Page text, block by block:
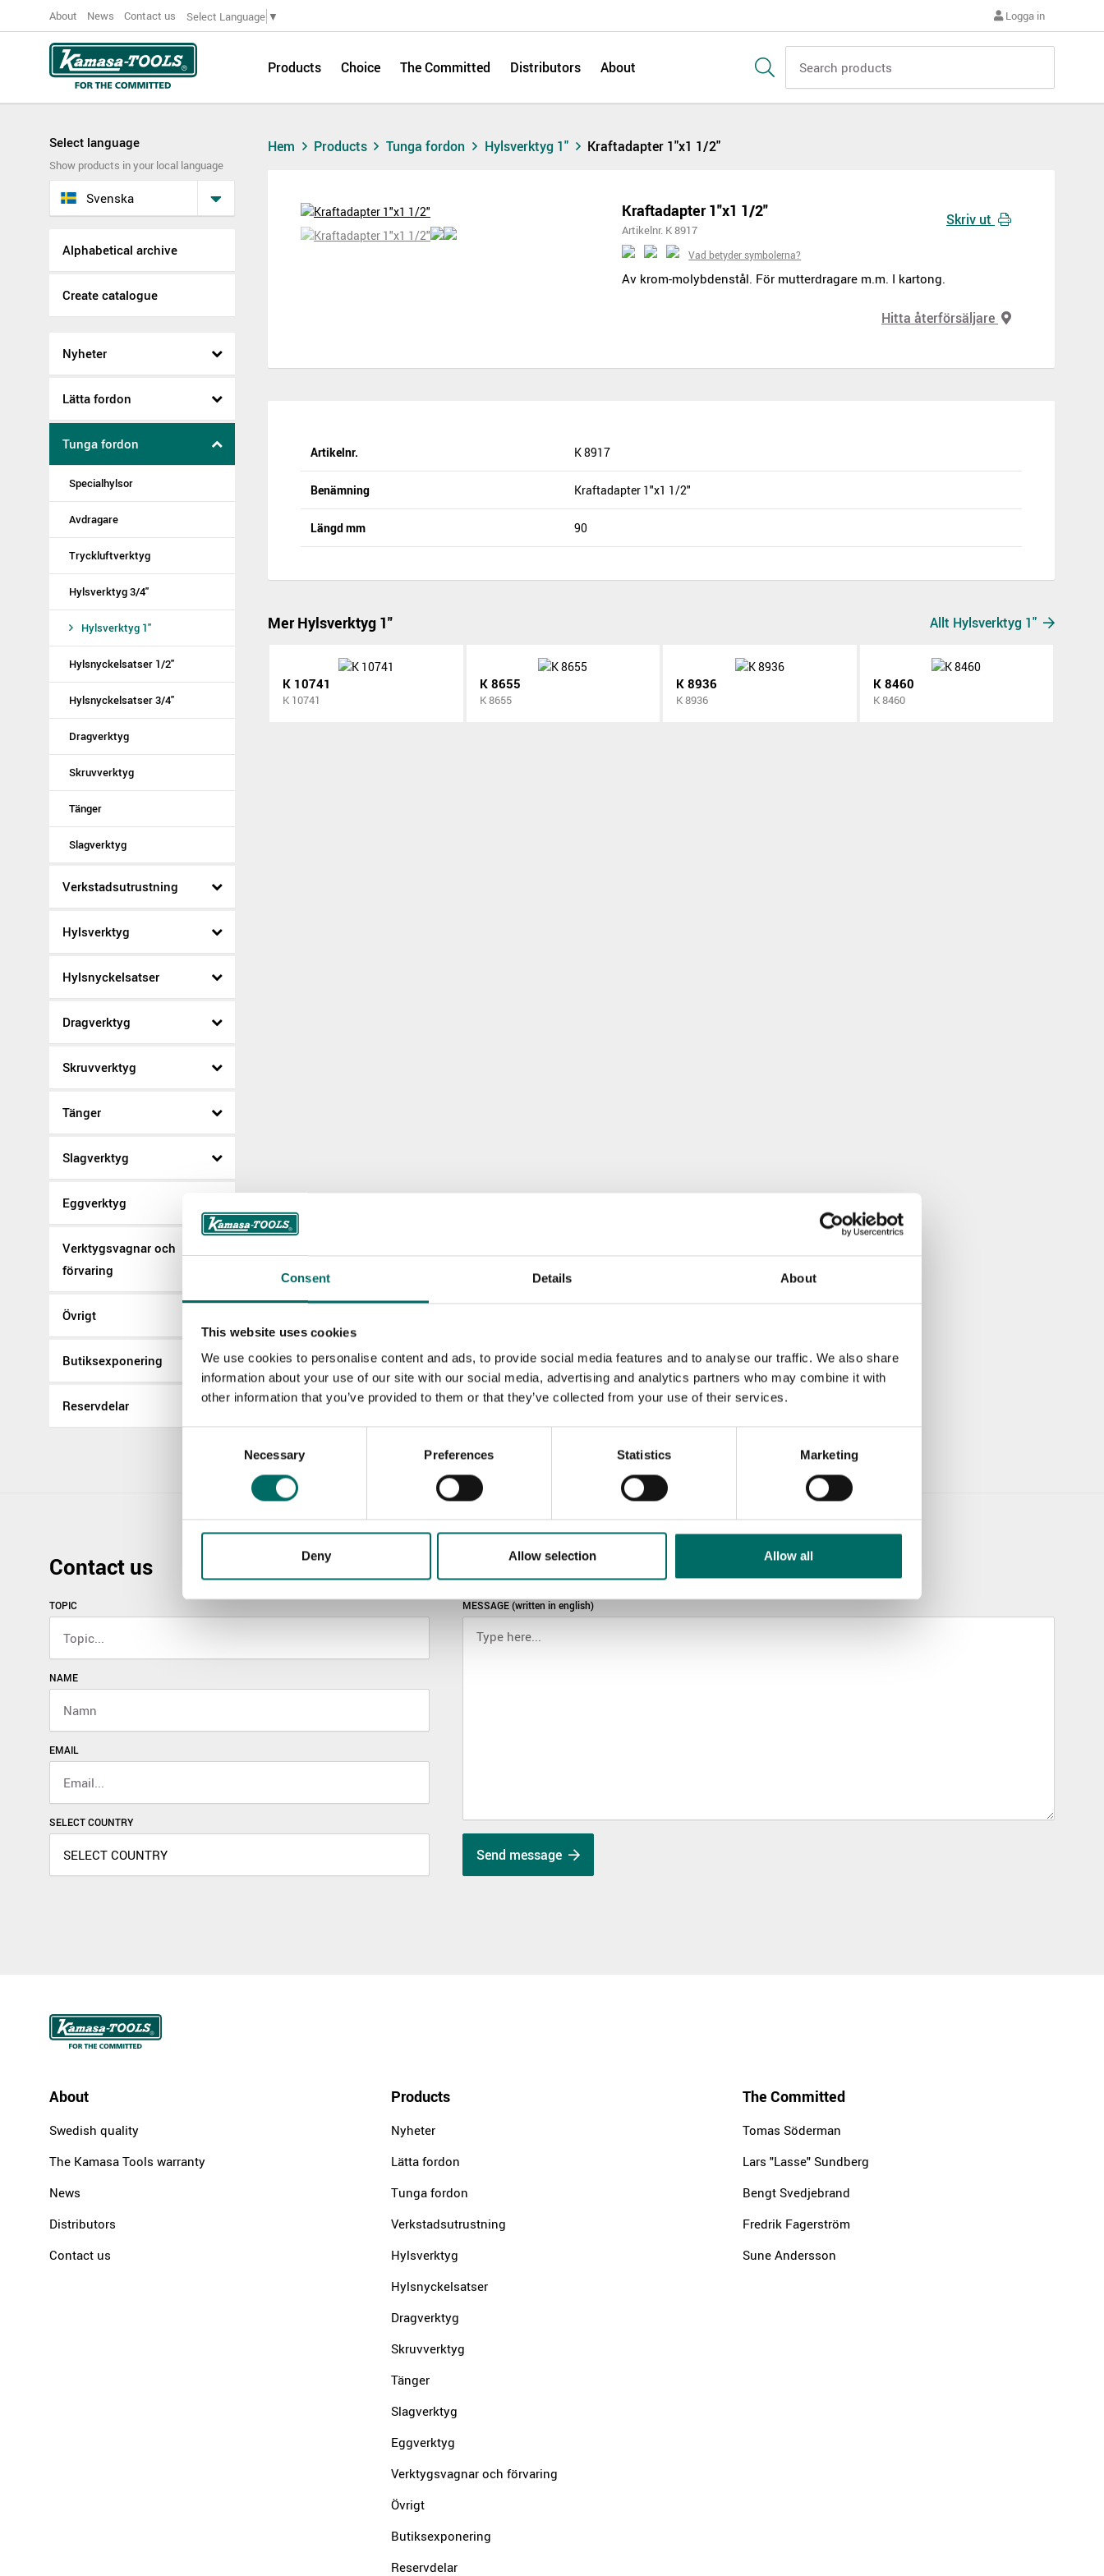
Consent Details About
This website uses cookies
We use cookies to personalise content and ads, to provide social media features and to analyse our traffic. We also share
information about your use of our site with our social media, advertising and analytics partners who may combine it with
other information that you’ve provided to them or that they’ve collected from your use of their services.
Necessary Preferences Statistics Marketing
Deny Allow selection Allow all
About News Contact us Select Language ▼ Logga in
Products Choice The Committed Distributors About
Select language
Show products in your local language
Svenska
Alphabetical archive
Create catalogue
Nyheter
Lätta fordon
Tunga fordon
Specialhylsor
Avdragare
Tryckluftverktyg
Hylsverktyg 3/4"
Hylsverktyg 1"
Hylsnyckelsatser 1/2"
Hylsnyckelsatser 3/4"
Dragverktyg
Skruvverktyg
Tänger
Slagverktyg
Verkstadsutrustning
Hylsverktyg
Hylsnyckelsatser
Dragverktyg
Skruvverktyg
Tänger
Slagverktyg
Eggverktyg
Verktygsvagnar och
förvaring
Övrigt
Butiksexponering
Reservdelar
Hem Products Tunga fordon Hylsverktyg 1" Kraftadapter 1"x1 1/2"
Kraftadapter 1"x1 1/2"
Artikelnr. K 8917
Vad betyder symbolerna?
Av krom-molybdenstål. För mutterdragare m.m. I kartong.
Skriv ut
Hitta återförsäljare
Artikelnr. K 8917
Benämning Kraftadapter 1"x1 1/2"
Längd mm 90
Mer Hylsverktyg 1" Allt Hylsverktyg 1"
K 10741
K 10741
K 8655
K 8655
K 8936
K 8936
K 8460
K 8460
Contact us
TOPIC
NAME
EMAIL
SELECT COUNTRY
MESSAGE (written in english)
Send message
About
Swedish quality
The Kamasa Tools warranty
News
Distributors
Contact us
Products
Nyheter
Lätta fordon
Tunga fordon
Verkstadsutrustning
Hylsverktyg
Hylsnyckelsatser
Dragverktyg
Skruvverktyg
Tänger
Slagverktyg
Eggverktyg
Verktygsvagnar och förvaring
Övrigt
Butiksexponering
Reservdelar
The Committed
Tomas Söderman
Lars "Lasse" Sundberg
Bengt Svedjebrand
Fredrik Fagerström
Sune Andersson